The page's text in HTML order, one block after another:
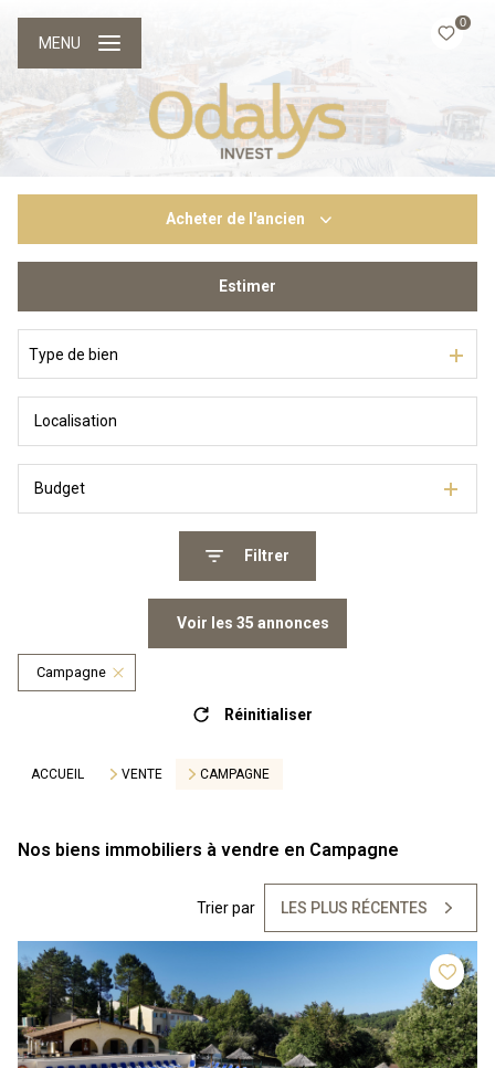
0
MENU
Acheter de l'ancien
Du neuf
Estimer
Type de bien
Budget
Filtrer
Voir les 35 annonces
Campagne
Réinitialiser
ACCUEIL VENTE CAMPAGNE
Nos biens immobiliers à vendre en Campagne
Trier par LES PLUS RÉCENTES